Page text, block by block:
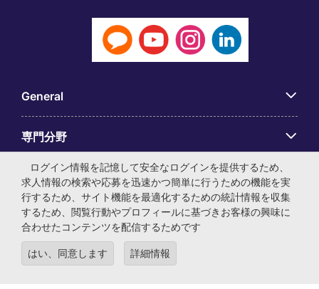
General
専門分野
アプリ
Employer Centre
ログイン情報を記憶して安全なログインを提供するため、
求人情報の検索や応募を迅速かつ簡単に行うための機能を実
行するため、サイト機能を最適化するための統計情報を収集
するため、閲覧行動やプロフィールに基づきお客様の興味に
合わせたコンテンツを配信するためです
はい、同意します 詳細情報